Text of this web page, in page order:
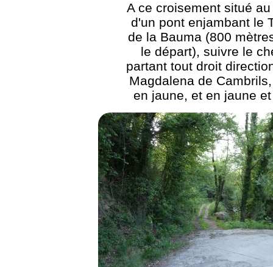
A ce croisement situé
d'un pont enjambant le
de la Bauma (800
le départ), suivre le
partant tout droit
Magdalena de
en jaune, et en jaune